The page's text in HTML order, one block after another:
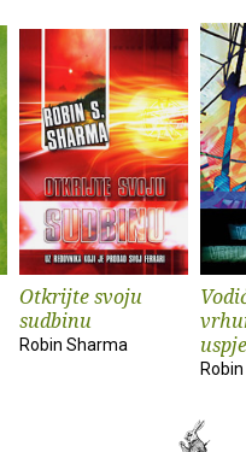
Otkrijte svoju
sudbinu
Robin Sharma